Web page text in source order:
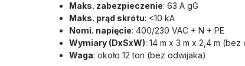
Maks. zabezpieczenie: 63 A gG
Maks. prąd skrótu: <10 kA
Nomi. napięcie: 400/230 VAC + N + PE
Wymiary (DxSxW): 14 m x 3 m x 2,4 m (bez
Waga: około 12 ton (bez odwijaka)